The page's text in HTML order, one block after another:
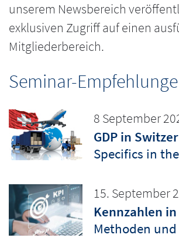
unserem Newsbereich
exklusiven Zugriff auf einen
Mitgliederbereich.
Seminar-
8 September
GDP in
Specifics in
15. September
Kennzahlen
Methoden